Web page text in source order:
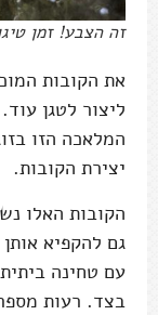
זה הצבע! זמן טיגון 3-6 דקות. צילום:
את הקובות
ליצור לטגן
המלאכה הזו
יצירת הקובות.
גם להקפיא
עם טחינה
בצד. רעות